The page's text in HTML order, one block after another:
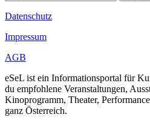
Datenschutz
Impressum
AGB
eSeL ist ein Informationsportal für
du empfohlene Veranstaltungen,
Kinoprogramm, Theater,
ganz Österreich.